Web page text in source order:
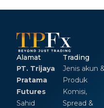
Alamat
PT. Trijaya
Pratama
Futures
Sahid
Trading
Jenis akun &
Produk
Komisi,
Spread &